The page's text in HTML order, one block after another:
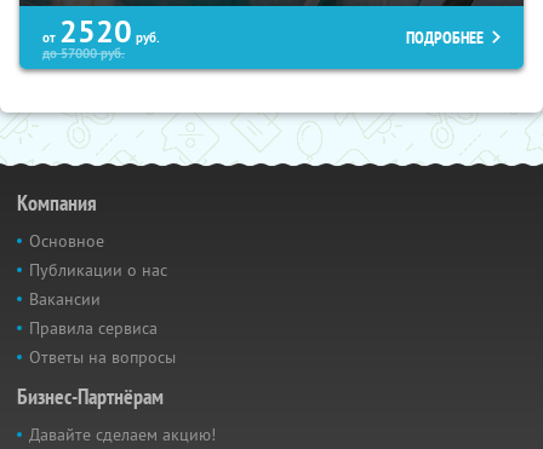
от 2520 руб.
до57000руб.
ПОДРОБНЕЕ
Компания
Основное
Публикации о нас
Вакансии
Правила сервиса
Ответы на вопросы
Бизнес-Партнёрам
Давайте сделаем акцию!